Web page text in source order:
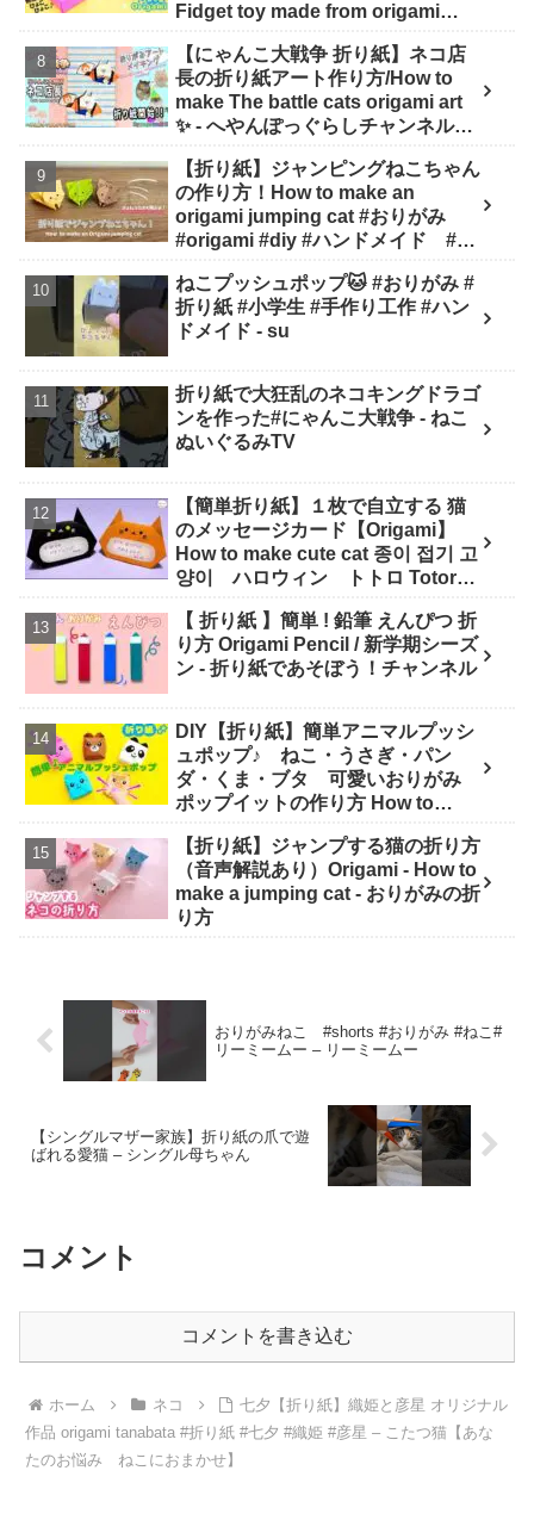
Fidget toy made from origami
SodaCatOrigami 楽しい折り紙♪
【にゃんこ大戦争 折り紙】ネコ店
長の折り紙アート作り方/How to
make The battle cats origami art
✨️ - へやんぽっぐらしチャンネル
character origami)】
【折り紙】ジャンピングねこちゃん
の作り方！How to make an
origami jumping cat #おりがみ
#origami #diy #ハンドメイド #工
ねこプッシュポップ🐱 #おりがみ #
折り紙 #小学生 #手作り工作 #ハン
ドメイド - su
折り紙で大狂乱のネコキングドラゴ
ンを作った#にゃんこ大戦争 - ねこ
ぬいぐるみTV
【簡単折り紙】１枚で自立する 猫
のメッセージカード【Origami】
How to make cute cat 종이 접기 고
양이 ハロウィン トトロ Totoro
channel
【 折り紙 】簡単 ! 鉛筆 えんぴつ 折
り方 Origami Pencil / 新学期シーズ
ン - 折り紙であそぼう！チャンネル
DIY【折り紙】簡単アニマルプッシ
ュポップ♪ ねこ・うさぎ・パン
ダ・くま・ブタ 可愛いおりがみ
ポップイットの作り方 How to
Soda Cat Origami キャラクター折
り紙
【折り紙】ジャンプする猫の折り方
（音声解説あり）Origami - How to
make a jumping cat - おりがみの折
り方
おりがみねこ #shorts #おりがみ #ねこ#
リーミームー – リーミームー
【シングルマザー家族】折り紙の爪で遊
ばれる愛猫 – シングル母ちゃん
コメント
コメントを書き込む
ホーム ネコ
七夕【折り紙】織姫と彦星 オリジナル
作品 origami tanabata #折り紙 #七夕 #織姫 #彦星 – こたつ猫【あな
たのお悩み ねこにおまかせ】